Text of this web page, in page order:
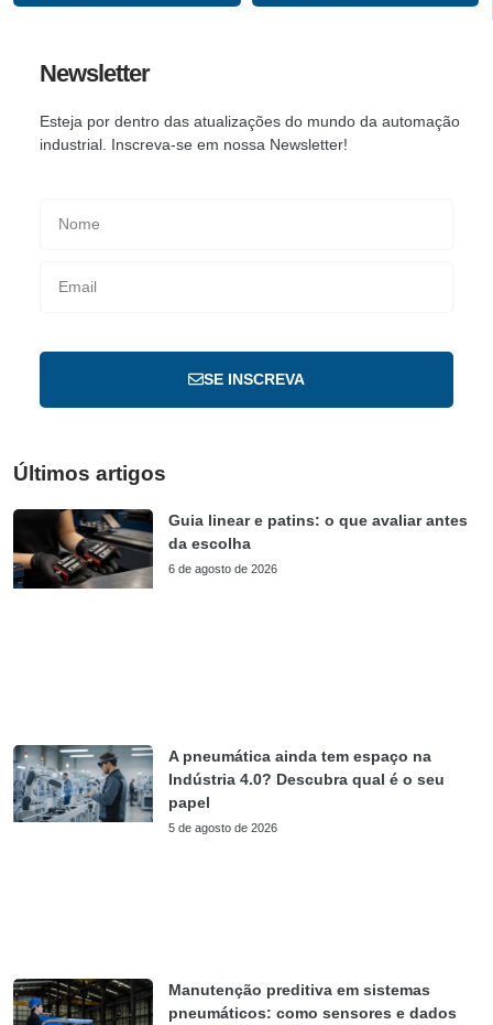
Newsletter
Esteja por dentro das atualizações do mundo da automação
industrial. Inscreva-se em nossa Newsletter!
SE INSCREVA
Últimos artigos
Guia linear e patins: o que avaliar antes
da escolha
6 de agosto de 2026
A pneumática ainda tem espaço na
Indústria 4.0? Descubra qual é o seu
papel
5 de agosto de 2026
Manutenção preditiva em sistemas
pneumáticos: como sensores e dados